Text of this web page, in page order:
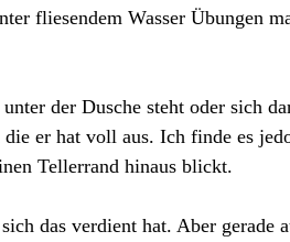
fliesendem Wasser Übungen
der Dusche steht oder sich
er hat voll aus. Ich finde es
Tellerrand hinaus blickt.
das verdient hat. Aber gerade